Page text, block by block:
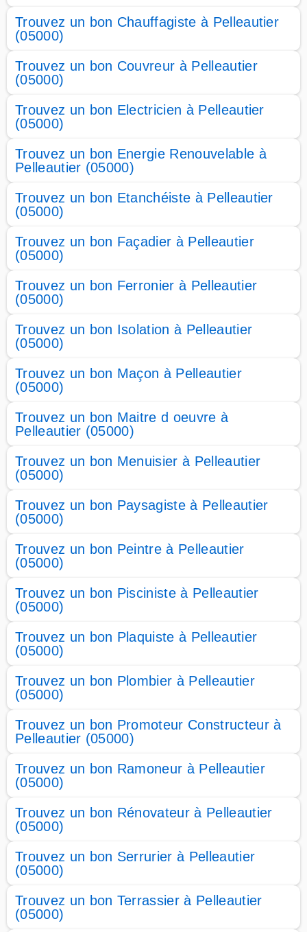
Trouvez un bon Chauffagiste à Pelleautier
(05000)
Trouvez un bon Couvreur à Pelleautier
(05000)
Trouvez un bon Electricien à Pelleautier
(05000)
Trouvez un bon Energie Renouvelable à
Pelleautier (05000)
Trouvez un bon Etanchéiste à Pelleautier
(05000)
Trouvez un bon Façadier à Pelleautier
(05000)
Trouvez un bon Ferronier à Pelleautier
(05000)
Trouvez un bon Isolation à Pelleautier
(05000)
Trouvez un bon Maçon à Pelleautier
(05000)
Trouvez un bon Maitre d oeuvre à
Pelleautier (05000)
Trouvez un bon Menuisier à Pelleautier
(05000)
Trouvez un bon Paysagiste à Pelleautier
(05000)
Trouvez un bon Peintre à Pelleautier
(05000)
Trouvez un bon Pisciniste à Pelleautier
(05000)
Trouvez un bon Plaquiste à Pelleautier
(05000)
Trouvez un bon Plombier à Pelleautier
(05000)
Trouvez un bon Promoteur Constructeur à
Pelleautier (05000)
Trouvez un bon Ramoneur à Pelleautier
(05000)
Trouvez un bon Rénovateur à Pelleautier
(05000)
Trouvez un bon Serrurier à Pelleautier
(05000)
Trouvez un bon Terrassier à Pelleautier
(05000)